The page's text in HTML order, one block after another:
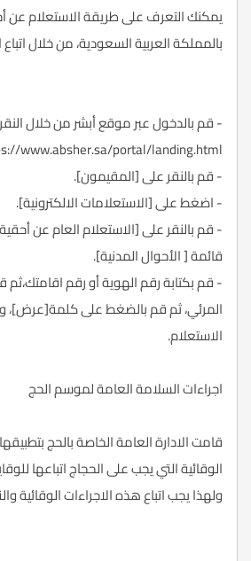
يمكنك التعرف على طريقة الاستعلام عن
بالمملكة العربية السعودية، من خلال اتباع
- قم بالدخول عبر موقع أبشر من خلال
www.absher.sa/portal/landing.html
- قم بالنقر على [المقيمون].
- اضغط على [الاستعلامات الالكترونية].
- قم بالنقر على [الاستعلام العام عن
قائمة [ الأحوال المدنية].
- قم بكتابة رقم الهوية أو رقم اقامتك،ثم
المرئي، ثم قم بالضغط على كلمة[عرض]،
الاستعلام.
اجراءات السلامة العامة لموسم الحج
قامت الادارة العامة الخاصة بالحج
الوقائية التي يجب على الحجاج اتباعها
ولهذا يجب اتباع هذه الاجراءات الوقائية